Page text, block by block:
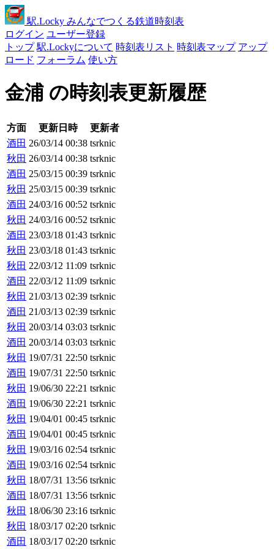
駅.Locky みんなでつくる鉄道時刻表
ログイン ユーザー登録
トップ 駅.Lockyについて 時刻表リスト 時刻表マップ アップ
ロード フォーラム 使い方
金浦 の時刻表更新履歴
方面 更新日時
更新者
酒田 26/03/14 00:38 tsrknic
秋田 26/03/14 00:38 tsrknic
酒田 25/03/15 00:39 tsrknic
秋田 25/03/15 00:39 tsrknic
酒田 24/03/16 00:52 tsrknic
秋田 24/03/16 00:52 tsrknic
酒田 23/03/18 01:43 tsrknic
秋田 23/03/18 01:43 tsrknic
秋田 22/03/12 11:09 tsrknic
酒田 22/03/12 11:09 tsrknic
秋田 21/03/13 02:39 tsrknic
酒田 21/03/13 02:39 tsrknic
秋田 20/03/14 03:03 tsrknic
酒田 20/03/14 03:03 tsrknic
秋田 19/07/31 22:50 tsrknic
酒田 19/07/31 22:50 tsrknic
秋田 19/06/30 22:21 tsrknic
酒田 19/06/30 22:21 tsrknic
秋田 19/04/01 00:45 tsrknic
酒田 19/04/01 00:45 tsrknic
秋田 19/03/16 02:54 tsrknic
酒田 19/03/16 02:54 tsrknic
秋田 18/07/31 13:56 tsrknic
酒田 18/07/31 13:56 tsrknic
秋田 18/06/30 23:16 tsrknic
秋田 18/03/17 02:20 tsrknic
酒田 18/03/17 02:20 tsrknic